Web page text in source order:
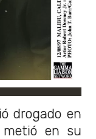
drogado en
en su